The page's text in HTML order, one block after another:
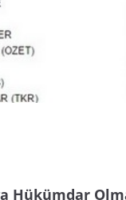
Hükümdar